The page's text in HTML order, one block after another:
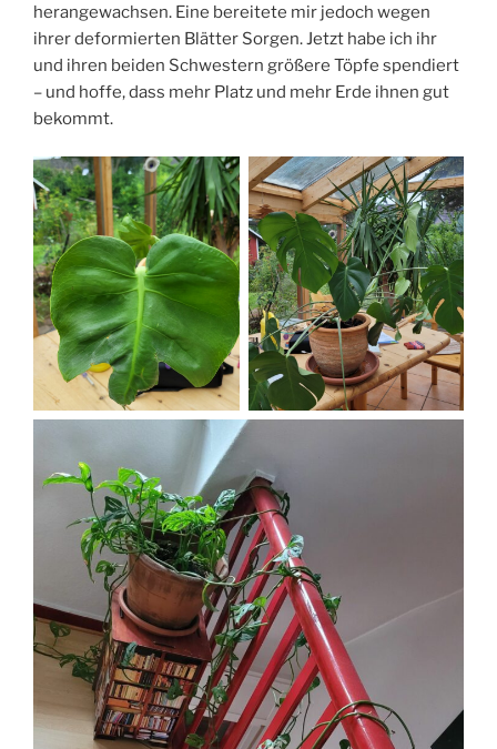
herangewachsen. Eine bereitete mir jedoch wegen
ihrer deformierten Blätter Sorgen. Jetzt habe ich ihr
und ihren beiden Schwestern größere Töpfe spendiert
– und hoffe, dass mehr Platz und mehr Erde ihnen gut
bekommt.